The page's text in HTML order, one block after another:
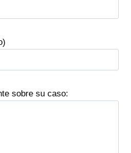
sobre su caso: